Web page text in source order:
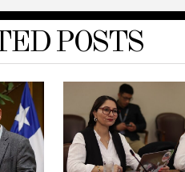
POSTS